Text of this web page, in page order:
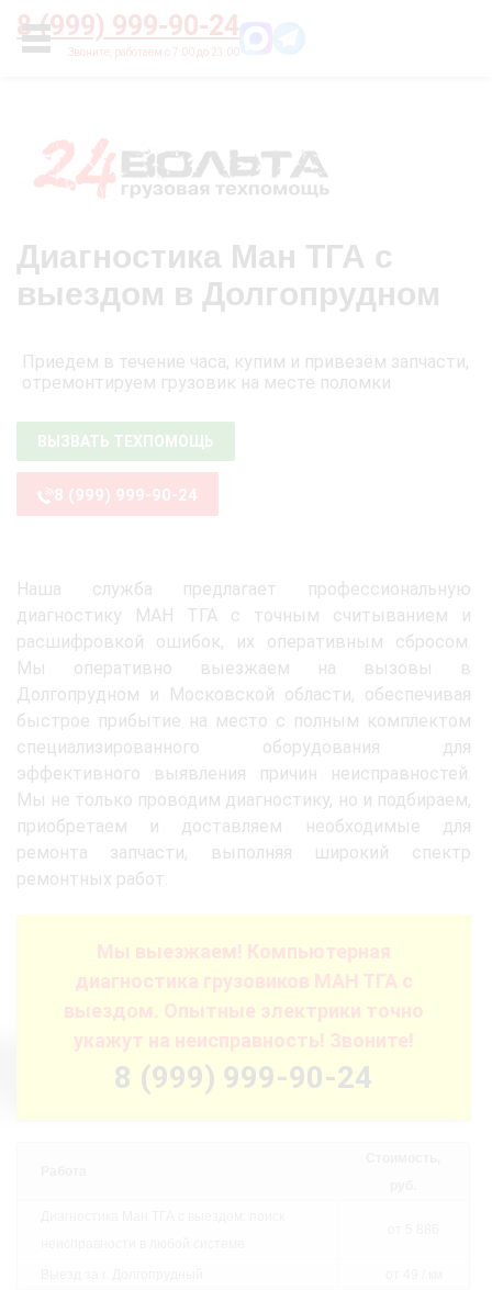
8 (999) 999-90-24
УСЛУГИ
Главная О нас Цены
Диагностика Ман ТГА с
выездом в Долгопрудном
Приедем в течение часа, купим и привезём запчасти,
отремонтируем грузовик на месте поломки
ВЫЗВАТЬ ТЕХПОМОЩЬ
8 (999) 999-90-24
Наша служба предлагает профессиональную
диагностику МАН ТГА с точным считыванием и
расшифровкой ошибок, их оперативным сбросом.
Мы оперативно выезжаем на вызовы в
Долгопрудном и Московской области, обеспечивая
быстрое прибытие на место с полным комплектом
специализированного оборудования для
эффективного выявления причин неисправностей.
Мы не только проводим диагностику, но и подбираем,
приобретаем и доставляем необходимые для
ремонта запчасти, выполняя широкий спектр
ремонтных работ.
Мы выезжаем! Компьютерная
диагностика грузовиков МАН ТГА с
выездом. Опытные электрики точно
укажут на неисправность! Звоните!
8 (999) 999-90-24